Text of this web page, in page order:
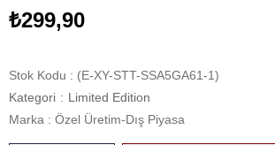
₺299,90
Stok Kodu
(E-XY-STT-SSA5GA61-1)
Kategori : Limited Edition
Marka : Özel Üretim-Dış Piyasa